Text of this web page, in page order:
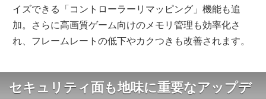
イズできる「コントローラーリマッピング」機能も追
加。さらに高画質ゲーム向けのメモリ管理も効率化さ
れ、フレームレートの低下やカクつきも改善されます。
セキュリティ面も地味に重要なアップデ